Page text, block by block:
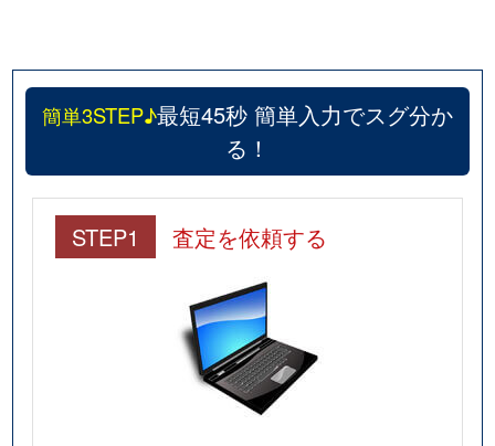
簡単3STEP♪最短45秒 簡単入力でスグ分か
る！
STEP1 査定を依頼する